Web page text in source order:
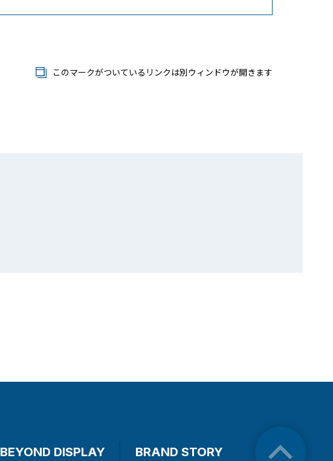
このマークがついているリンクは別ウィンドウが開きます
BEYOND DISPLAY BRAND STORY